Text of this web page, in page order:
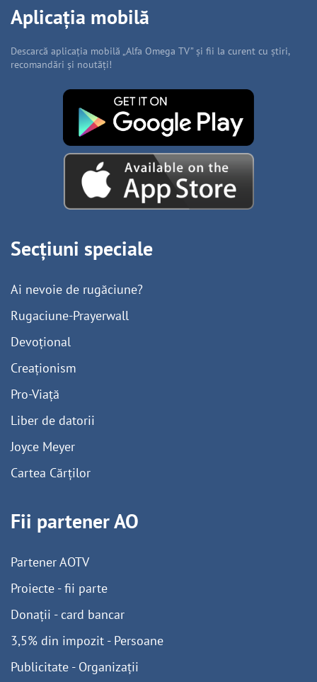
Aplicația mobilă
Descarcă aplicația mobilă „Alfa Omega TV” și fii la curent cu știri,
recomandări și noutăți!
Secțiuni speciale
Ai nevoie de rugăciune?
Rugaciune-Prayerwall
Devoțional
Creaționism
Pro-Viață
Liber de datorii
Joyce Meyer
Cartea Cărților
Fii partener AO
Partener AOTV
Proiecte - fii parte
Donații - card bancar
3,5% din impozit - Persoane
Publicitate - Organizații